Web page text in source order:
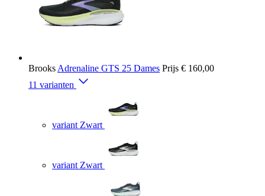
Brooks Adrenaline GTS 25 Dames Prijs € 160,00
11 varianten
variant Zwart
variant Zwart